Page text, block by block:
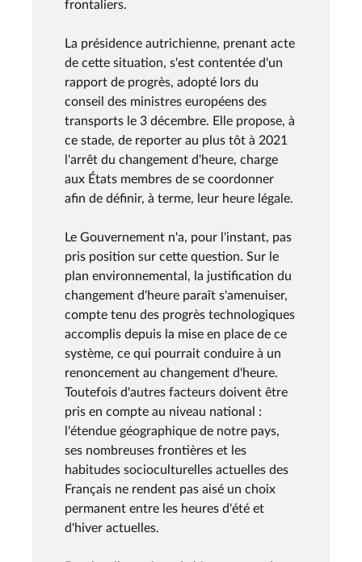
frontaliers.
La présidence autrichienne, prenant acte
de cette situation, s'est contentée d'un
rapport de progrès, adopté lors du
conseil des ministres européens des
transports le 3 décembre. Elle propose, à
ce stade, de reporter au plus tôt à 2021
l'arrêt du changement d'heure, charge
aux États membres de se coordonner
afin de définir, à terme, leur heure légale.
Le Gouvernement n'a, pour l'instant, pas
pris position sur cette question. Sur le
plan environnemental, la justification du
changement d'heure paraît s'amenuiser,
compte tenu des progrès technologiques
accomplis depuis la mise en place de ce
système, ce qui pourrait conduire à un
renoncement au changement d'heure.
Toutefois d'autres facteurs doivent être
pris en compte au niveau national :
l'étendue géographique de notre pays,
ses nombreuses frontières et les
habitudes socioculturelles actuelles des
Français ne rendent pas aisé un choix
permanent entre les heures d'été et
d'hiver actuelles.